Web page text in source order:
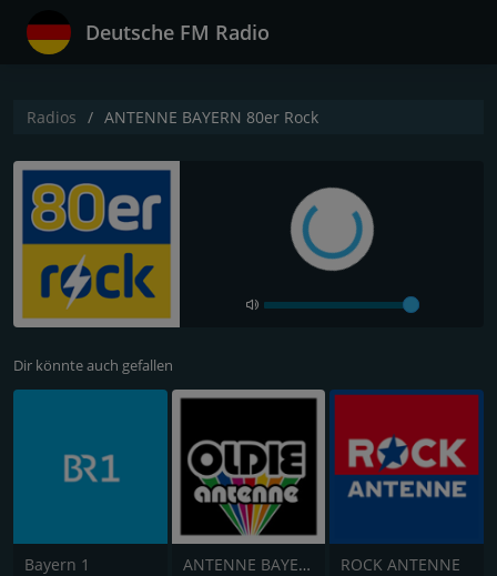
Deutsche FM Radio
Radios ANTENNE BAYERN 80er Rock
Dir könnte auch gefallen
Bayern 1 ANTENNE BAYERN Oldies but Goldies ROCK ANTENNE